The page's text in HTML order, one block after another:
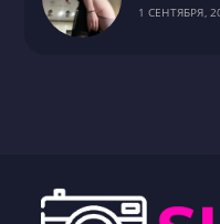
1 СЕНТЯБРЯ,